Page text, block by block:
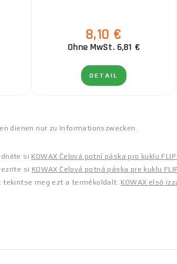
8,10 €
Ohne MwSt. 6,81 €
DETAIL
dienen nur zu Informationszwecken.
si KOWAX Čelová potní páska pro kuklu FLIP
si KOWAX Čelová potná páska pre kuklu
meg ezt a termékoldalt: KOWAX első